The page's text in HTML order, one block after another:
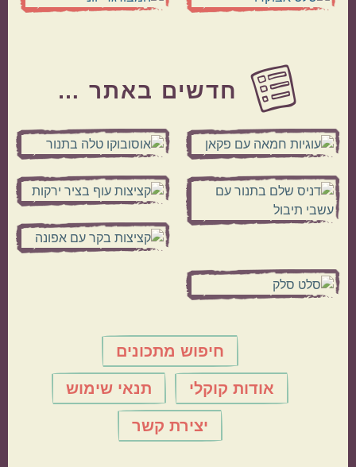
Before
Footer
חדשים באתר …
חיפוש מתכונים
אודות קוקלי תנאי שימוש
יצירת קשר